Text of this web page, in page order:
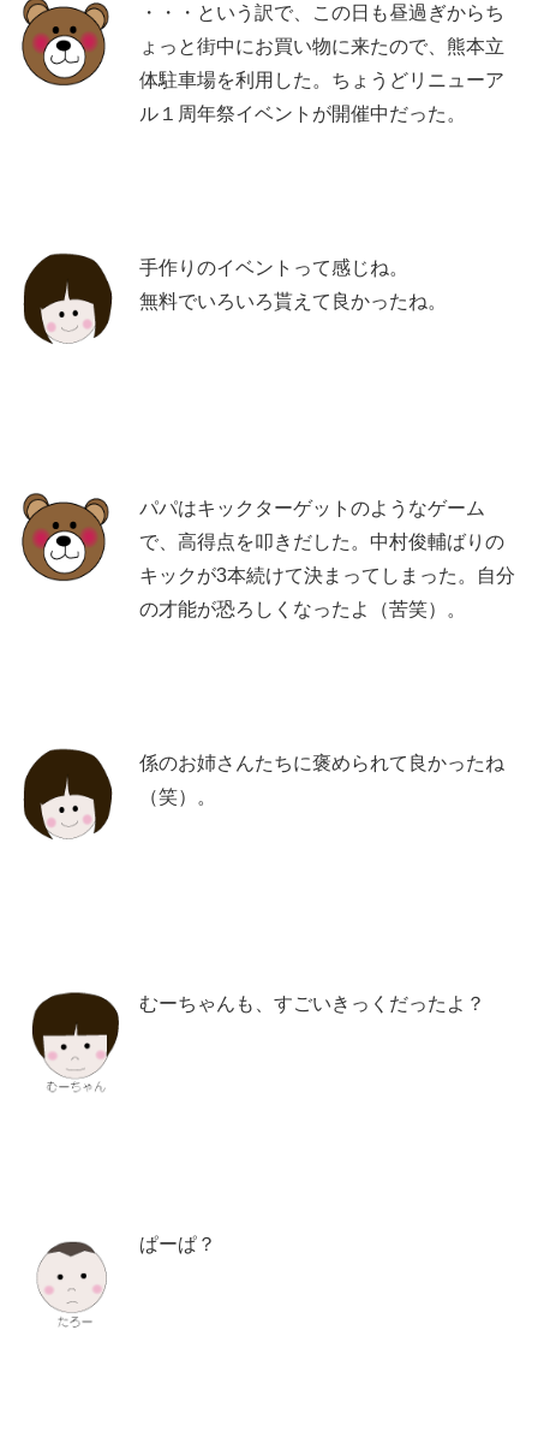
・・・という訳で、この日も昼過ぎからち
ょっと街中にお買い物に来たので、熊本立
体駐車場を利用した。ちょうどリニューア
ル１周年祭イベントが開催中だった。
手作りのイベントって感じね。
無料でいろいろ貰えて良かったね。
パパはキックターゲットのようなゲーム
で、高得点を叩きだした。中村俊輔ばりの
キックが3本続けて決まってしまった。自分
の才能が恐ろしくなったよ（苦笑）。
係のお姉さんたちに褒められて良かったね
（笑）。
むーちゃんも、すごいきっくだったよ？
ぱーぱ？